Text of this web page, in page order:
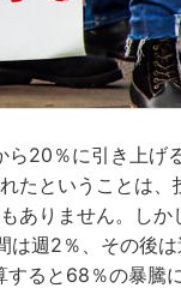
20％に引き上げ
たということは、
ありません。しか
週2％、その後は
ると68％の暴騰